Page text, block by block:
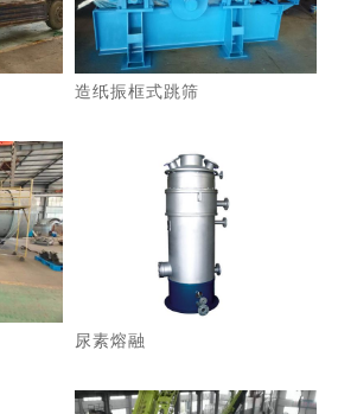
造纸振框式跳筛
尿素熔融